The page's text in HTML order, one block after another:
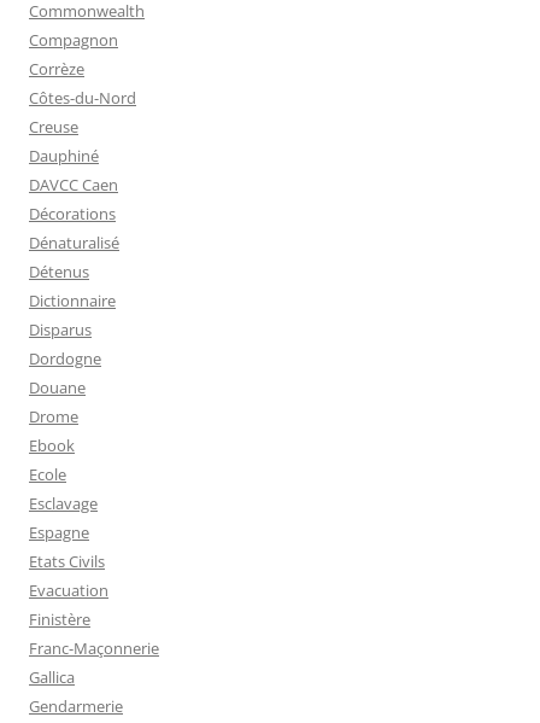
Commonwealth
Compagnon
Corrèze
Côtes-du-Nord
Creuse
Dauphiné
DAVCC Caen
Décorations
Dénaturalisé
Détenus
Dictionnaire
Disparus
Dordogne
Douane
Drome
Ebook
Ecole
Esclavage
Espagne
Etats Civils
Evacuation
Finistère
Franc-Maçonnerie
Gallica
Gendarmerie